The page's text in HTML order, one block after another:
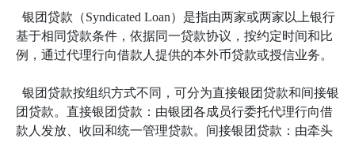
银团贷款（Syndicated Loan）是指由两家或两家以上银行
基于相同贷款条件，依据同一贷款协议，按约定时间和比
例，通过代理行向借款人提供的本外币贷款或授信业务。
银团贷款按组织方式不同，可分为直接银团贷款和间接银
团贷款。直接银团贷款：由银团各成员行委托代理行向借
款人发放、收回和统一管理贷款。间接银团贷款：由牵头